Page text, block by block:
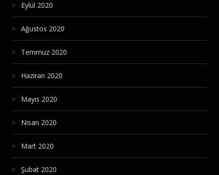
Eylül 2020
Ağustos 2020
Temmuz 2020
Haziran 2020
Mayıs 2020
Nisan 2020
Mart 2020
Şubat 2020